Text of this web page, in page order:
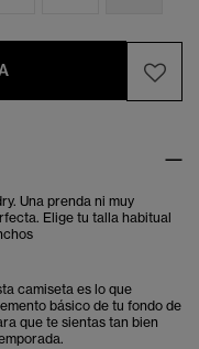
Una prenda ni muy
Elige tu talla habitual
camiseta es lo que
básico de tu fondo de
que te sientas tan bien